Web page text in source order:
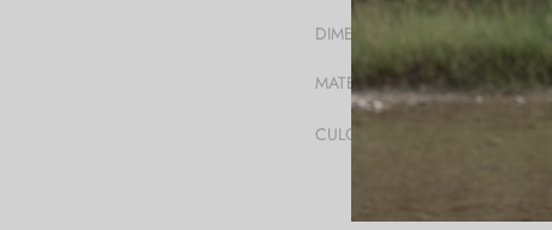
DIMENSIUNI
MATERIAL
CULOARE